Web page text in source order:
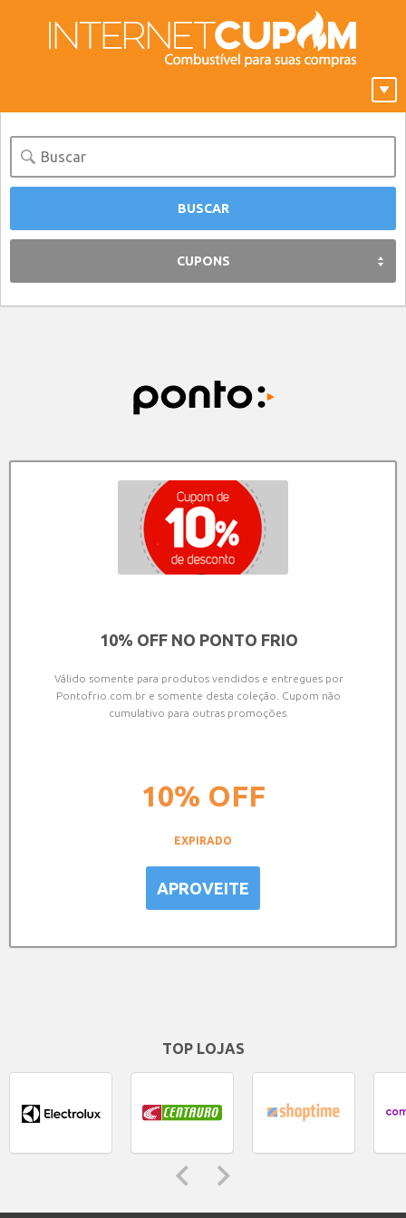
CUPONS
10% OFF NO PONTO FRIO
Válido somente para produtos vendidos e entregues por
Pontofrio.com.br e somente desta coleção. Cupom não
cumulativo para outras promoções.
10% OFF
EXPIRADO
APROVEITE
TOP LOJAS